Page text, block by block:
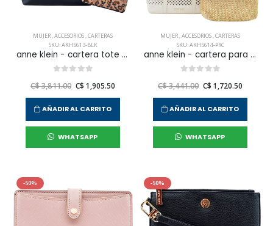
MUJER,ACCESORIOS,CARTERAS
SKU: AKH5613-BLK
anne klein - cartera tote para mujer
C$ 3,811.00 C$ 1,905.50
AÑADIR AL CARRITO
WHATSAPP
MUJER,ACCESORIOS,CARTERAS
SKU: AKH5614-PRC
anne klein - cartera para mujer
C$ 3,441.00 C$ 1,720.50
AÑADIR AL CARRITO
WHATSAPP
-50% -50%